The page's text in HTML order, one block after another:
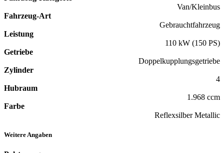
Van/Kleinbus
Fahrzeug-Art
Gebrauchtfahrzeug
Leistung
110 kW (150 PS)
Getriebe
Doppelkupplungsgetriebe
Zylinder
4
Hubraum
1.968 ccm
Farbe
Reflexsilber Metallic
Weitere Angaben